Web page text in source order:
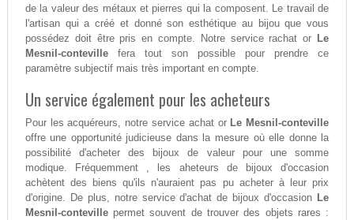
de la valeur des métaux et pierres qui la composent. Le travail de
l'artisan qui a créé et donné son esthétique au bijou que vous
possédez doit être pris en compte. Notre service rachat or Le
Mesnil-contevillefera tout son possible pour prendre ce
paramètre subjectif mais très important en compte.
Un service également pour les acheteurs
Pour les acquéreurs, notre service achat or Le Mesnil-conteville
offre une opportunité judicieuse dans la mesure où elle donne la
possibilité d'acheter des bijoux de valeur pour une somme
modique. Fréquemment , les aheteurs de bijoux d'occasion
achètent des biens qu'ils n'auraient pas pu acheter à leur prix
d'origine. De plus, notre service d'achat de bijoux d'occasion Le
Mesnil-contevillepermet souvent de trouver des objets rares :